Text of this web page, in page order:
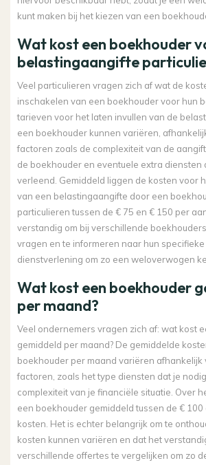
kunt maken bij het kiezen van een
Wat kost een boekhouder
belastingaangifte
Veel particulieren vragen zich af wat de
inschakelen van een boekhouder voor hun
tarieven voor het laten invullen van de
een boekhouder kunnen variëren,
factoren zoals de complexiteit van de
de boekhouder en eventuele extra diensten
verleend. Gemiddeld liggen de kosten voor
van een belastingaangifte door een
particulieren tussen de € 75 en € 150 per
verstandig om bij verschillende
vragen en te informeren naar hun
dienstverlening om zo een weloverwogen
Wat kost een boekhouder
per maand?
Veel ondernemers vragen zich af: wat kost
gemiddeld per maand? De gemiddelde
boekhouder per maand variëren afhankelijk
factoren, zoals het type diensten dat je
complexiteit van je financiële situatie. Over
een boekhouder gemiddeld tussen de €
kosten. Het is echter belangrijk om te
kosten kunnen variëren en dat het
verschillende offertes te vergelijken om zo